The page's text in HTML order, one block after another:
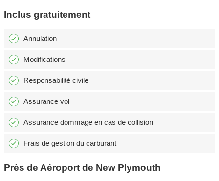
Inclus gratuitement
Annulation
Modifications
Responsabilité civile
Assurance vol
Assurance dommage en cas de collision
Frais de gestion du carburant
Près de Aéroport de New Plymouth